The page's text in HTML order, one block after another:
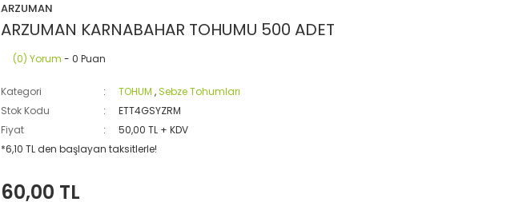
ARZUMAN
ARZUMAN KARNABAHAR TOHUMU 500 ADET
(0) Yorum - 0 Puan
Kategori TOHUM ,Sebze Tohumları
Stok Kodu
ETT4GSYZRM
Fiyat
50,00 TL + KDV
*6,10 TL den başlayan taksitlerle!
60,00 TL